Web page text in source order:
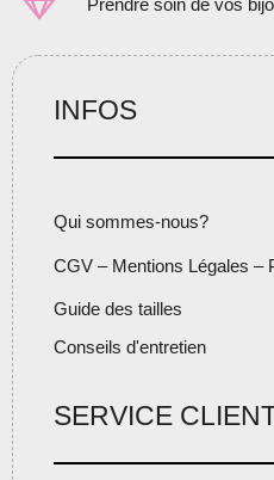
INFOS
Qui sommes-nous?
CGV – Mentions Légales –
Guide des tailles
Conseils d'entretien
SERVICE